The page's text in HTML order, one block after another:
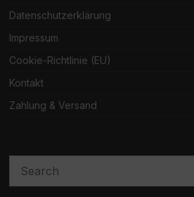
Datenschutzerklärung
Impressum
Cookie-Richtlinie (EU)
Kontakt
Zahlung & Versand